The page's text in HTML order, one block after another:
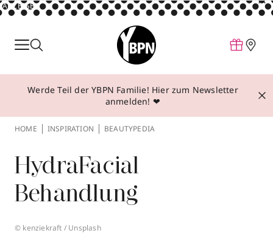
ANZEIGE
Parfum
Make-up
Behandlungen
Über YBPN
Aktionen
Storefinder
Werde Teil der YBPN Familie! Hier zum Newsletter
anmelden! ❤
HOME INSPIRATION BEAUTYPEDIA
HydraFacial
Behandlung
© kenziekraft / Unsplash